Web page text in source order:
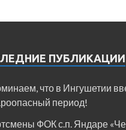
ПУБЛИКАЦИИ
что в Ингушетии
период!⁣⁣⠀
ФОК с.п. Яндаре